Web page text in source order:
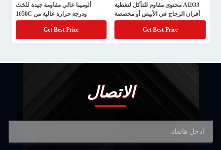
Al2O3 محتوى مقاوم للتآكل لتغطية
أفران الزجاج في الأبيض أو مخصصة
Get Best Price
ألومينا عالي مقاومة جيدة للخث
ودرجة حرارة عالية من 1650C
Get Best Price
الاتصال